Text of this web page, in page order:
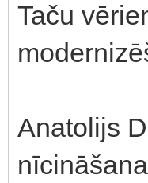
Taču
Anatolijs